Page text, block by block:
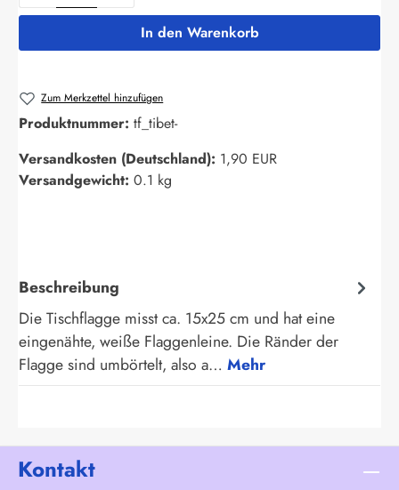
In den Warenkorb
Zum Merkzettel hinzufügen
Produktnummer: tf_tibet-
Versandkosten (Deutschland): 1,90 EUR
Versandgewicht: 0.1 kg
Beschreibung
Die Tischflagge misst ca. 15x25 cm und hat eine
eingenähte, weiße Flaggenleine. Die Ränder der
Flagge sind umbörtelt, also a… Mehr
Kontakt